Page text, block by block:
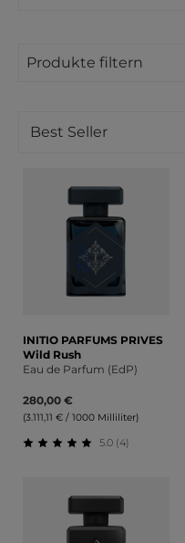
Produkte filtern
INITIO PARFUMS PRIVES
Wild Rush
Eau de Parfum (EdP)
280,00 €
(3.111,11 € / 1000 Milliliter)
5.0 (4)